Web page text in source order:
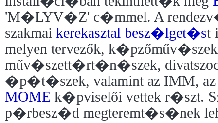
'M�LYV�Z' c�mmel. A
szakmai kerekasztal besz�lget�st
melyen tervezők,
műv�szett�rt�n�szek,
�p�t�szek, valamint az IMM,
MOME k�pviselői vettek r�szt.
p�rbesz�d megteremt�s�nek